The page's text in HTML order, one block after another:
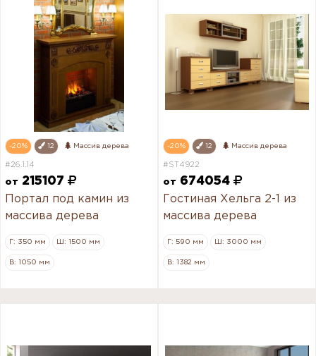
-20% 12 Массив дерева
#26.1.14
от
215107
Портал под камин из
массива дерева
Г: 350 мм Ш: 1500 мм
В: 1050 мм
-20% 12 Массив дерева
#ST4922
от
674054
Гостиная Хельга 2-1 из
массива дерева
Г: 590 мм Ш: 3000 мм
В: 1382 мм